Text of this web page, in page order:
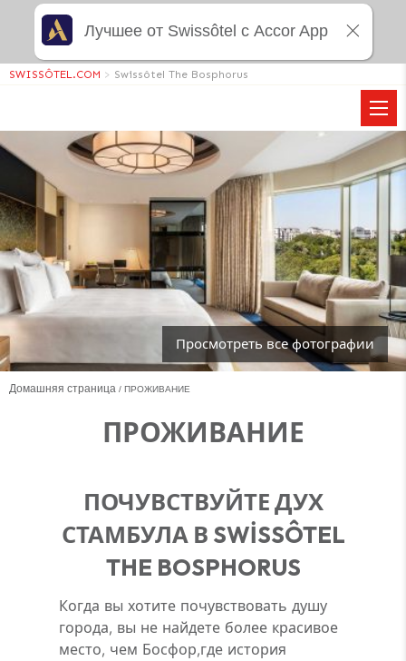
Просмотреть все фотографии
Домашняя страница ПРОЖИВАНИЕ
ПРОЖИВАНИЕ
ПОЧУВСТВУЙТЕ ДУХ
СТАМБУЛА В SWİSSÔTEL
THE BOSPHORUS
Когда вы хотите почувствовать душу
города, вы не найдете более красивое
место, чем Босфор,где история
SWISSÔTEL.COM > Swissôtel The Bosphorus
Лучшее от Swissôtel с Accor App